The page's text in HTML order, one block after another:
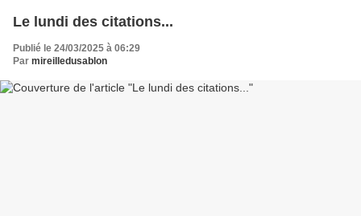
Le lundi des citations...
Publié le 24/03/2025 à 06:29
Par mireilledusablon